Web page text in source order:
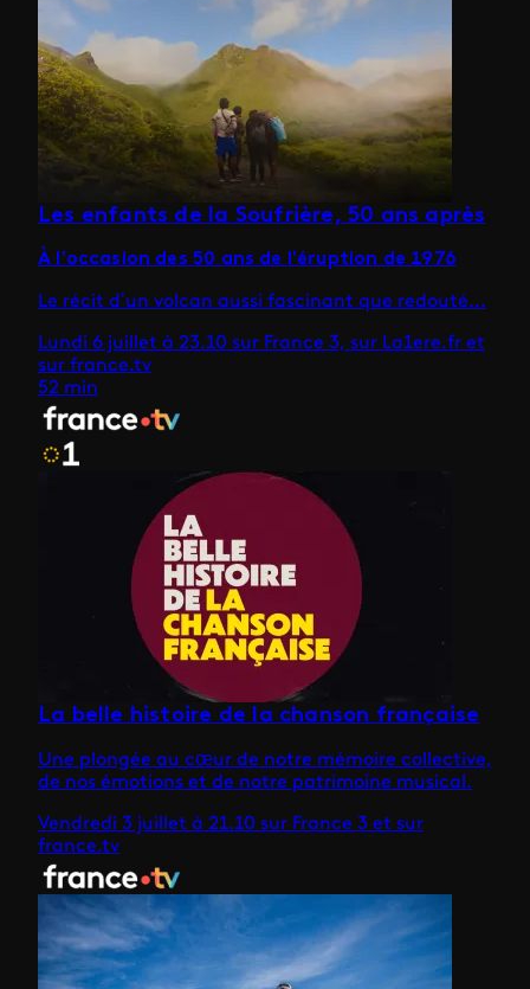
Les enfants de la Soufrière, 50 ans après
À l'occasion des 50 ans de l'éruption de 1976
Le récit d’un volcan aussi fascinant que redouté...
Lundi 6 juillet à 23.10 sur France 3, sur La1ere.fr et
sur france.tv
52 min
La belle histoire de la chanson française
Une plongée au cœur de notre mémoire collective,
de nos émotions et de notre patrimoine musical.
Vendredi 3 juillet à 21.10 sur France 3 et sur
france.tv